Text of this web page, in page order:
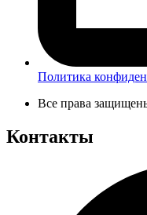
Политика
Все права
Контакты